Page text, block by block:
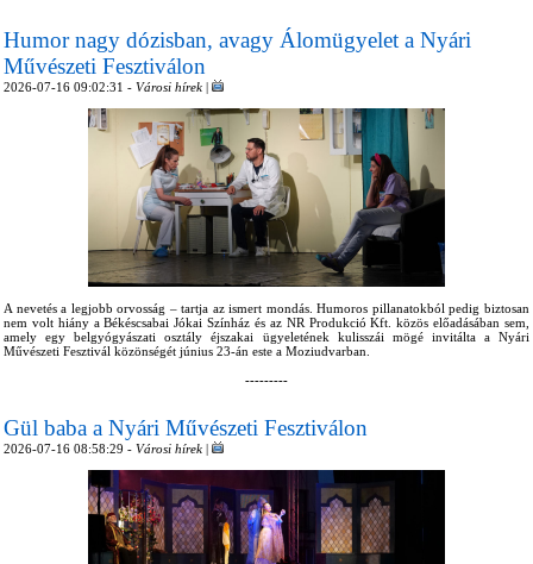
Humor nagy dózisban, avagy Álomügyelet a Nyári
Művészeti Fesztiválon
2026-07-16 09:02:31 - Városi hírek |
A nevetés a legjobb orvosság – tartja az ismert mondás. Humoros pillanatokból pedig biztosan
nem volt hiány a Békéscsabai Jókai Színház és az NR Produkció Kft. közös előadásában sem,
amely egy belgyógyászati osztály éjszakai ügyeletének kulisszái mögé invitálta a Nyári
Művészeti Fesztivál közönségét június 23-án este a Moziudvarban.
---------
Gül baba a Nyári Művészeti Fesztiválon
2026-07-16 08:58:29 - Városi hírek |